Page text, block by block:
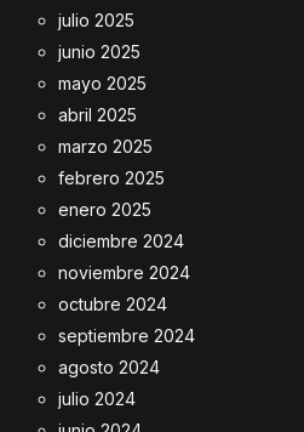
julio 2025
junio 2025
mayo 2025
abril 2025
marzo 2025
febrero 2025
enero 2025
diciembre 2024
noviembre 2024
octubre 2024
septiembre 2024
agosto 2024
julio 2024